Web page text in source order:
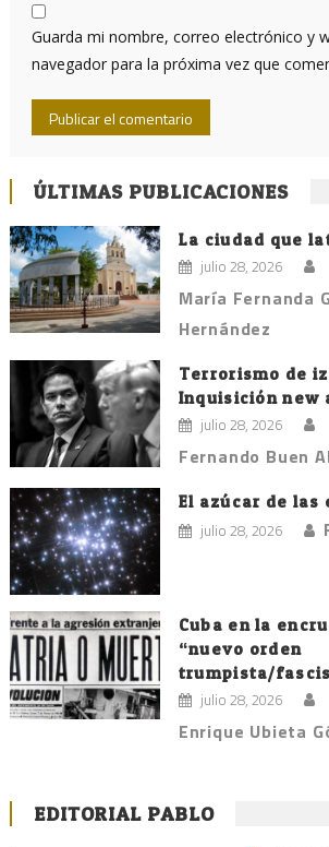
Guarda mi nombre, correo electrónico y
navegador para la próxima vez que
ÚLTIMAS PUBLICACIONES
La ciudad que
julio 28, 2026
María Fernanda
Hernández
Terrorismo de
Inquisición new
julio 28, 2026
Fernando Buen
El azúcar de las
julio 28, 2026
Cuba en la
“nuevo orden
trumpista/
julio 28, 2026
Enrique Ubieta
EDITORIAL PABLO